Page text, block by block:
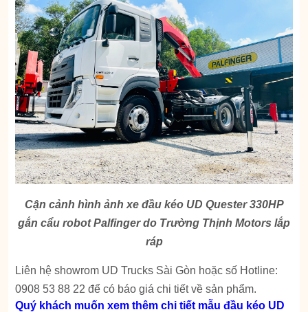
Cận cảnh hình ảnh xe đầu kéo UD Quester 330HP
gắn cẩu robot Palfinger do Trường Thịnh Motors lắp
ráp
Liên hệ showrom UD Trucks Sài Gòn hoặc số Hotline:
0908 53 88 22 để có báo giá chi tiết về sản phẩm.
Quý khách muốn xem thêm chi tiết mẫu đầu kéo UD